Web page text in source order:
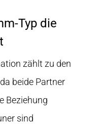
Typ die
zählt zu den
beide Partner
Beziehung
sind